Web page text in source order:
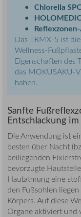
Chlorella
Das TRMX-5 ist
Wellness-
Eigenschaften des
das MOKUSAKU-
haben.
Sanfte
Entschlackung
Die Anwendung ist
besten über Nacht
beiliegenden
bevorzugte
Hautatmung eine
den Fußsohlen
Körpers. Auf diese
Organe aktiviert und